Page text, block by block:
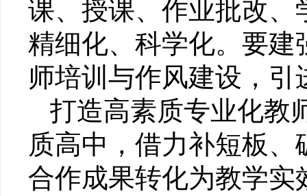
课、授课、作业批改
精细化、科学化。要
师培训与作风建设，引
打造高素质专业化教
质高中，借力补短板
合作成果转化为教学